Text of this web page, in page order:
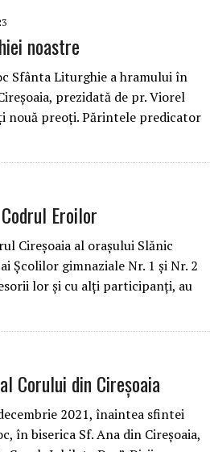
noastre
Sfânta Liturghie a hramului în
prezidată de pr. Viorel
nouă preoți. Părintele predicator
Eroilor
Cireșoaia al orașului Slănic
Școlilor gimnaziale Nr. 1 și Nr. 2
lor și cu alți participanți, au
Corului din Cireșoaia
2021, înaintea sfintei
în biserica Sf. Ana din Cireșoaia,